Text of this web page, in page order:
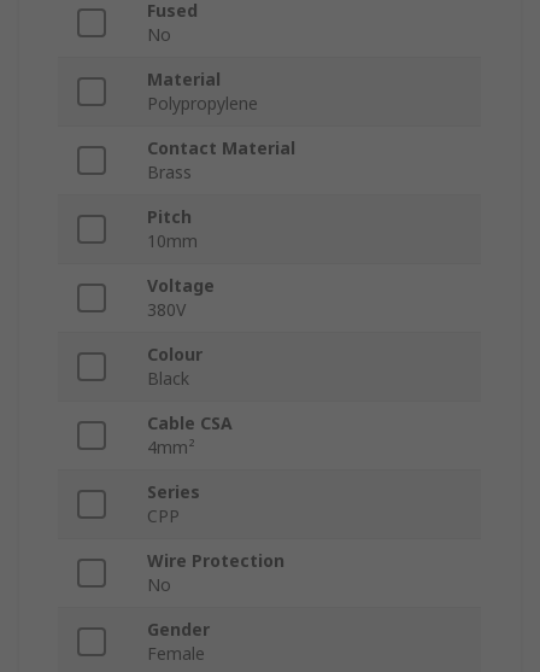
Fused
No
Material
Polypropylene
Contact Material
Brass
Pitch
10mm
Voltage
380V
Colour
Black
Cable CSA
4mm²
Series
CPP
Wire Protection
No
Gender
Female